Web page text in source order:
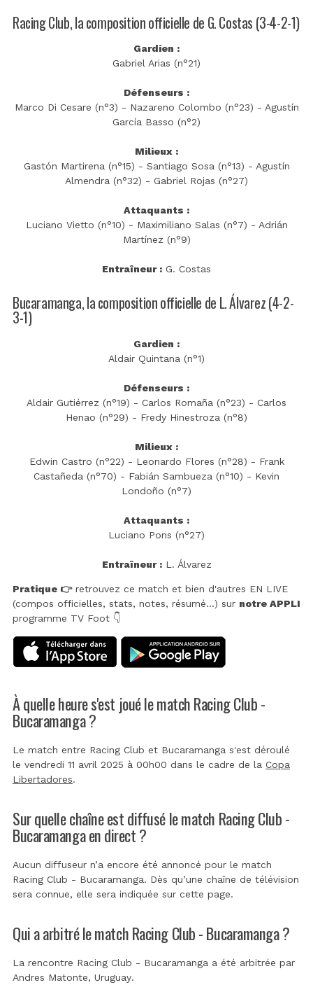
Racing Club, la composition officielle de G. Costas (3-4-2-1)
Gardien :
Gabriel Arias (n°21)
Défenseurs :
Marco Di Cesare (n°3) - Nazareno Colombo (n°23) - Agustín
García Basso (n°2)
Milieux :
Gastón Martirena (n°15) - Santiago Sosa (n°13) - Agustín
Almendra (n°32) - Gabriel Rojas (n°27)
Attaquants :
Luciano Vietto (n°10) - Maximiliano Salas (n°7) - Adrián
Martínez (n°9)
Entraîneur : G. Costas
Bucaramanga, la composition officielle de L. Álvarez (4-2-
3-1)
Gardien :
Aldair Quintana (n°1)
Défenseurs :
Aldair Gutiérrez (n°19) - Carlos Romaña (n°23) - Carlos
Henao (n°29) - Fredy Hinestroza (n°8)
Milieux :
Edwin Castro (n°22) - Leonardo Flores (n°28) - Frank
Castañeda (n°70) - Fabián Sambueza (n°10) - Kevin
Londoño (n°7)
Attaquants :
Luciano Pons (n°27)
Entraîneur :L. Álvarez
Pratique 👉retrouvez ce match et bien d'autres EN LIVE
(compos officielles, stats, notes, résumé...) sur notre APPLI
programme TV Foot 👇
À quelle heure s'est joué le match Racing Club -
Bucaramanga ?
Le match entre Racing Club et Bucaramanga s'est déroulé
le vendredi 11 avril 2025 à 00h00 dans le cadre de la Copa
Libertadores.
Sur quelle chaîne est diffusé le match Racing Club -
Bucaramanga en direct ?
Aucun diffuseur n’a encore été annoncé pour le match
Racing Club - Bucaramanga. Dès qu’une chaîne de télévision
sera connue, elle sera indiquée sur cette page.
Qui a arbitré le match Racing Club - Bucaramanga ?
La rencontre Racing Club - Bucaramanga a été arbitrée par
Andres Matonte, Uruguay.